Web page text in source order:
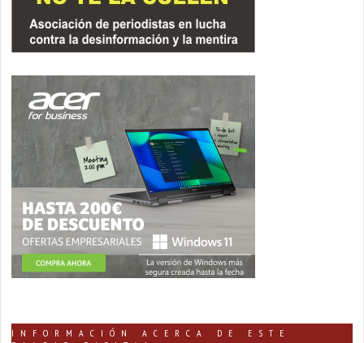
INFORMACIÓN ACERCA DE ESTE